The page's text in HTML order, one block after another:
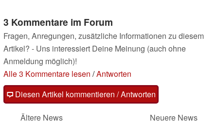
3 Kommentare im Forum
Fragen, Anregungen, zusätzliche Informationen zu diesem
Artikel? - Uns interessiert Deine Meinung (auch ohne
Anmeldung möglich)!
Alle 3 Kommentare lesen /Antworten
Diesen Artikel kommentieren / Antworten
Ältere News
Neuere News